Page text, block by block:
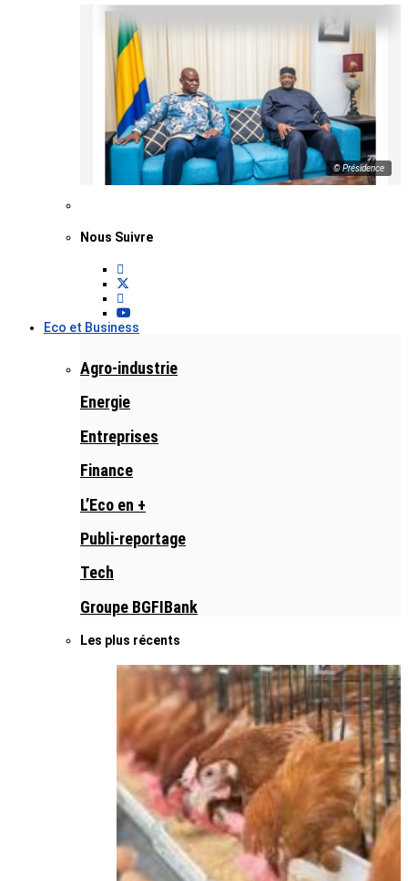
© Présidence
Nous Suivre
Eco et Business
Agro-industrie
Energie
Entreprises
Finance
L’Eco en +
Publi-reportage
Tech
Groupe BGFIBank
Les plus récents